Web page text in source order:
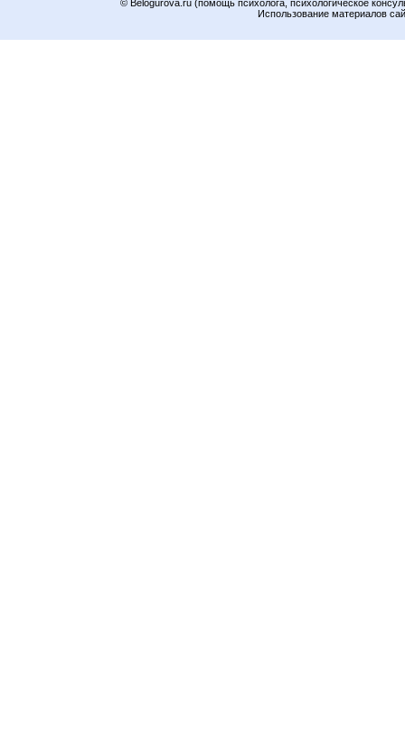
© Belogurova.ru (помощь психолога, психологическое
Использование материалов